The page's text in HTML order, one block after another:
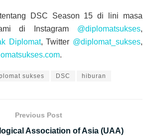
DSC Season 15 di lini masa
di Instagram @diplomatsukses,
Diplomat, Twitter @diplomat_sukses,
.
sukses DSC hiburan
Previous Post
Association of Asia (UAA)